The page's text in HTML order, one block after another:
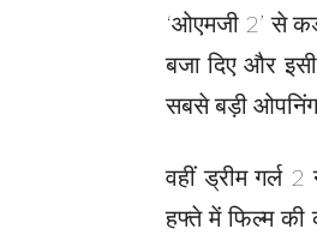
‘ओएमजी 2’ से
बजा दिए और
सबसे बड़ी ओपनिंग
वहीं ड्रीम गर्ल
हफ्ते में फिल्म की